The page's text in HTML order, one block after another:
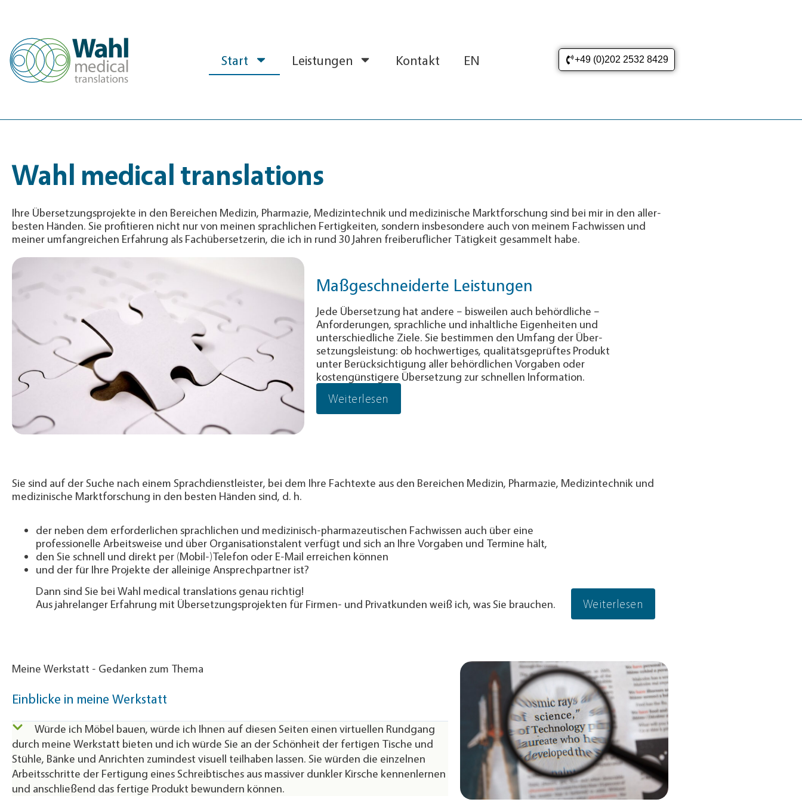
Start Leistungen Kontakt EN +49 (0)202 2532 8429
Wahl medical translations
Ihre Übersetzungsprojekte in den Bereichen Medizin, Pharmazie, Medi­zin­tech­nik und me­di­zi­nische Markt­for­schung sind bei mir in den aller­
bes­ten Händen. Sie pro­fi­tieren nicht nur von meinen sprach­li­chen Fertig­kei­ten, sondern ins­be­son­de­re auch von meinem Fach­wissen und
meiner umfang­reichen Er­fah­rung als Fach­über­setzerin, die ich in rund 30 Jah­ren frei­beruf­licher Tätig­keit gesammelt habe.
Maßgeschneiderte Leistungen
Jede Übersetzung hat andere – bisweilen auch behördliche –
An­for­de­rungen, sprach­li­che und in­halt­liche Ei­gen­hei­ten und
unter­schied­liche Ziele. Sie bes­timm­en den Umfang der Über­
setzungs­leistung: ob hochwertiges, qualitäts­ge­prüftes Produkt
unter Berück­sichtigung aller behörd­li­chen Vor­gaben oder
kosten­günsti­gere Übersetzung zur schnellen Information.
Weiterlesen
Sie sind auf der Suche nach einem Sprachdienstleister, bei dem Ihre Fachtexte aus den Bereichen Medizin, Pharmazie, Medizintechnik und
medizinische Marktforschung in den besten Händen sind, d. h.
der neben dem erforderlichen sprachlichen und medizinisch-pharmazeutischen Fachwissen auch über eine
professionelle Arbeitsweise und über Organisationstalent verfügt und sich an Ihre Vorgaben und Termine hält,
den Sie schnell und direkt per (Mobil-)Telefon oder E-Mail erreichen können
und der für Ihre Projekte der alleinige Ansprechpartner ist?
Dann sind Sie bei Wahl medical translations genau richtig!
Aus jahrelanger Erfahrung mit Übersetzungsprojekten für Firmen- und Privatkunden weiß ich, was Sie brauchen.
Weiterlesen
Meine Werkstatt - Gedanken zum Thema
Einblicke in meine Werkstatt
Würde ich Möbel bauen, würde ich Ihnen auf diesen Seiten einen virtuellen Rundgang
durch meine Werkstatt bieten und ich würde Sie an der Schönheit der fertigen Tische und
Stühle, Bänke und Anrichten zumindest visuell teilhaben lassen. Sie würden die einzelnen
Arbeitsschritte der Fertigung eines Schreibtisches aus massiver dunkler Kirsche kennenlernen
und anschließend das fertige Produkt bewundern können.